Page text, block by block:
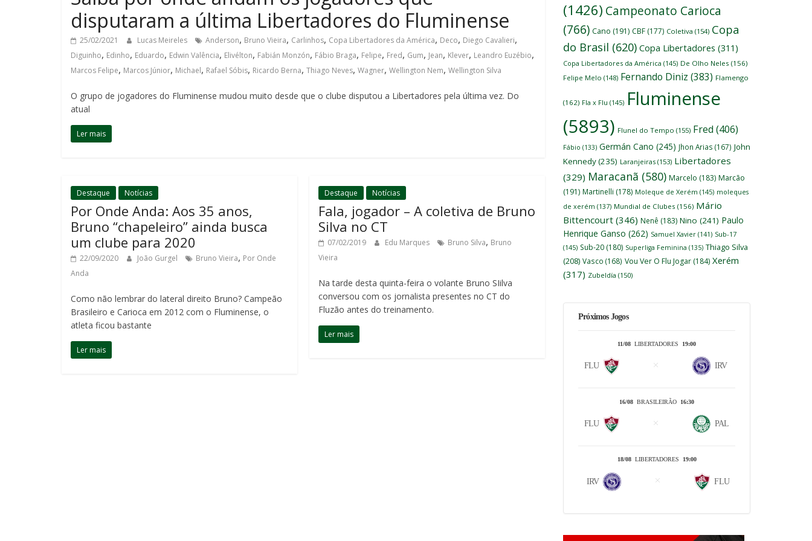
disputaram a última Libertadores do Fluminense
25/02/2021 Lucas Meireles Anderson, Bruno Vieira, Carlinhos, Copa Libertadores da América, Deco, Diego Cavalieri,
Diguinho, Edinho, Eduardo, Edwin Valência, Elivélton, Fabián Monzón, Fábio Braga, Felipe, Fred, Gum, Jean, Klever, Leandro Euzébio,
Marcos Felipe, Marcos Júnior, Michael, Rafael Sóbis, Ricardo Berna, Thiago Neves, Wagner, Wellington Nem, Wellington Silva
O grupo de jogadores do Fluminense mudou muito desde que o clube disputou a Libertadores pela última vez. Do
atual
Ler mais
Destaque Notícias
Por Onde Anda: Aos 35 anos,
Bruno “chapeleiro” ainda busca
um clube para 2020
22/09/2020 João Gurgel Bruno Vieira, Por Onde
Anda
Como não lembrar do lateral direito Bruno? Campeão
Brasileiro e Carioca em 2012 com o Fluminense, o
atleta ficou bastante
Ler mais
Destaque Notícias
Fala, jogador – A coletiva de Bruno
Silva no CT
07/02/2019 Edu Marques Bruno Silva, Bruno
Vieira
Na tarde desta quinta-feira o volante Bruno SIilva
conversou com os jornalista presentes no CT do
Fluzão antes do treinamento.
Ler mais
(1426) Campeonato Carioca
(766) Cano (191) CBF (177) Coletiva (154) Copa
do Brasil (620) Copa Libertadores (311)
Copa Libertadores da América (145) De Olho Neles (156)
Felipe Melo (148) Fernando Diniz (383) Flamengo
(162) Fla x Flu (145) Fluminense
(5893) Flunel do Tempo (155) Fred (406)
Fábio (133) Germán Cano (245) Jhon Arias (167) John
Kennedy(235) Laranjeiras (153) Libertadores
(329) Maracanã (580) Marcelo (183) Marcão
(191) Martinelli (178) Moleque de Xerém (145) moleques
de xerém (137) Mundial de Clubes (156) Mário
Bittencourt (346) Nenê (183) Nino (241) Paulo
Henrique Ganso (262) Samuel Xavier (141) Sub-17
(145) Sub-20 (180) Superliga Feminina (135) Thiago Silva
(208) Vasco (168) Vou Ver O Flu Jogar (184) Xerém
(317) Zubeldía (150)
Próximos Jogos
11/08 LIBERTADORES 19:00
FLU IRV
16/08 BRASILEIRÃO 16:30
FLU PAL
18/08LIBERTADORES 19:00
IRV FLU